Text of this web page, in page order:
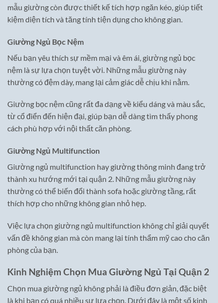
mẫu giường còn được thiết kế tích hợp ngăn kéo, giúp tiết
kiệm diện tích và tăng tính tiện dụng cho không gian.
Giường Ngủ Bọc Nệm
Nếu bạn yêu thích sự mềm mại và êm ái, giường ngủ bọc
nệm là sự lựa chọn tuyệt vời. Những mẫu giường này
thường có đệm dày, mang lại cảm giác dễ chịu khi nằm.
Giường bọc nệm cũng rất đa dạng về kiểu dáng và màu sắc,
từ cổ điển đến hiện đại, giúp bạn dễ dàng tìm thấy phong
cách phù hợp với nội thất căn phòng.
Giường Ngủ Multifunction
Giường ngủ multifunction hay giường thông minh đang trở
thành xu hướng mới tại quận 2. Những mẫu giường này
thường có thể biến đổi thành sofa hoặc giường tầng, rất
thích hợp cho những không gian nhỏ hẹp.
Việc lựa chọn giường ngủ multifunction không chỉ giải quyết
vấn đề không gian mà còn mang lại tính thẩm mỹ cao cho căn
phòng của bạn.
Kinh Nghiệm Chọn Mua Giường Ngủ Tại Quận 2
Chọn mua giường ngủ không phải là điều đơn giản, đặc biệt
là khi bạn có quá nhiều sự lựa chọn. Dưới đây là một số kinh